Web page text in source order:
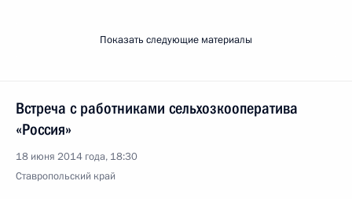
Показать следующие материалы
Встреча с работниками сельхозкооператива
«Россия»
18 июня 2014 года, 18:30
Ставропольский край